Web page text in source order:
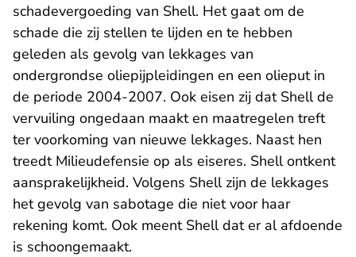
schadevergoeding van Shell. Het gaat om de
schade die zij stellen te lijden en te hebben
geleden als gevolg van lekkages van
ondergrondse oliepijpleidingen en een olieput in
de periode 2004-2007. Ook eisen zij dat Shell de
vervuiling ongedaan maakt en maatregelen treft
ter voorkoming van nieuwe lekkages. Naast hen
treedt Milieudefensie op als eiseres. Shell ontkent
aansprakelijkheid. Volgens Shell zijn de lekkages
het gevolg van sabotage die niet voor haar
rekening komt. Ook meent Shell dat er al afdoende
is schoongemaakt.